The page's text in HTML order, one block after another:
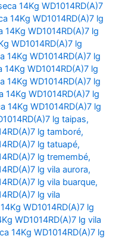
14Kg WD1014RD(A)7
14Kg WD1014RD(A)7 lg
WD1014RD(A)7 lg
WD1014RD(A)7 lg
14Kg WD1014RD(A)7 lg
WD1014RD(A)7 lg
14Kg WD1014RD(A)7 lg
WD1014RD(A)7 lg
14Kg WD1014RD(A)7 lg
lg taipas,
lg tamboré,
lg tatuapé,
lg tremembé,
lg vila aurora,
lg vila buarque,
lg vila
WD1014RD(A)7 lg
WD1014RD(A)7 lg vila
14Kg WD1014RD(A)7 lg